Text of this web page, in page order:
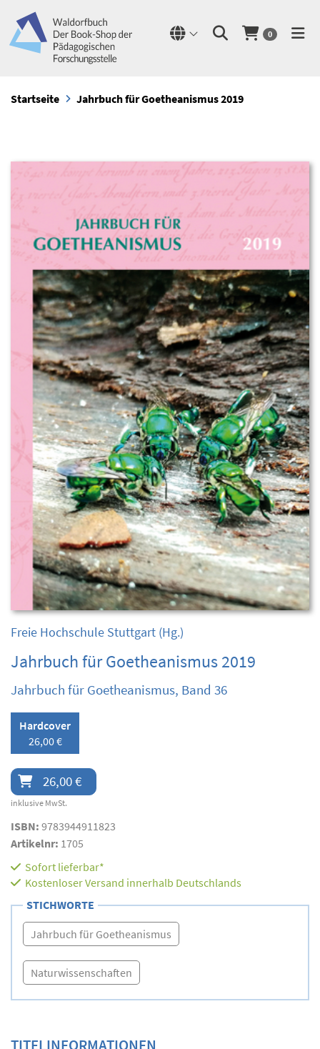
0
Startseite Jahrbuch für Goetheanismus 2019
Freie Hochschule Stuttgart (Hg.)
Jahrbuch für Goetheanismus 2019
Jahrbuch für Goetheanismus, Band 36
Hardcover
26,00 €
26,00 €
inklusive MwSt.
ISBN: 9783944911823
Artikelnr: 1705
Sofort lieferbar*
Kostenloser Versand innerhalb Deutschlands
STICHWORTE
Jahrbuch für Goetheanismus
Naturwissenschaften